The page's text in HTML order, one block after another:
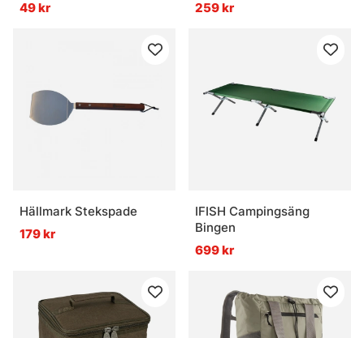
Vad är myggspray bra för?
Vad är ett isfisketält?
49 kr
259 kr
Hällmark Stekspade
179 kr
IFISH Campingsäng
Bingen
699 kr